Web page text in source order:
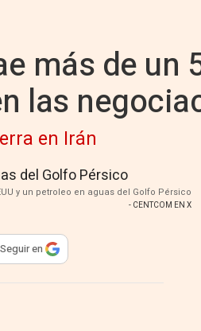
más de un
las
en Irán
y un petroleo en aguas del Golfo Pérsico
- CENTCOM EN X
para compartir
Seguir en